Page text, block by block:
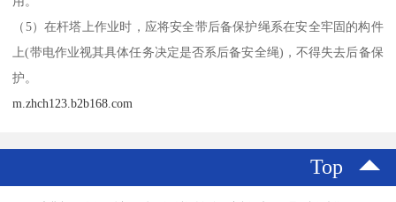
（5）在杆塔上作业时，应将安全带后备保护绳系在安全牢固的构件
上(带电作业视其具体任务决定是否系后备安全绳)，不得失去后备保
护。
m.zhch123.b2b168.com
Top